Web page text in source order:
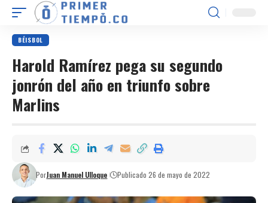
BÉISBOL
Harold Ramírez pega su segundo
jonrón del año en triunfo sobre
Marlins
PorJuan Manuel Ulloque Publicado 26 de mayo de 2022